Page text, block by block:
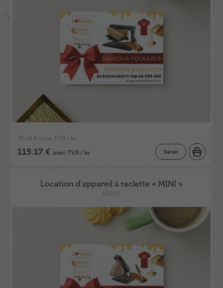
95.18 € sans TVA / ks
115.17 €avec TVA / ks Détail
Location d’appareil à raclette « MINI »
15011